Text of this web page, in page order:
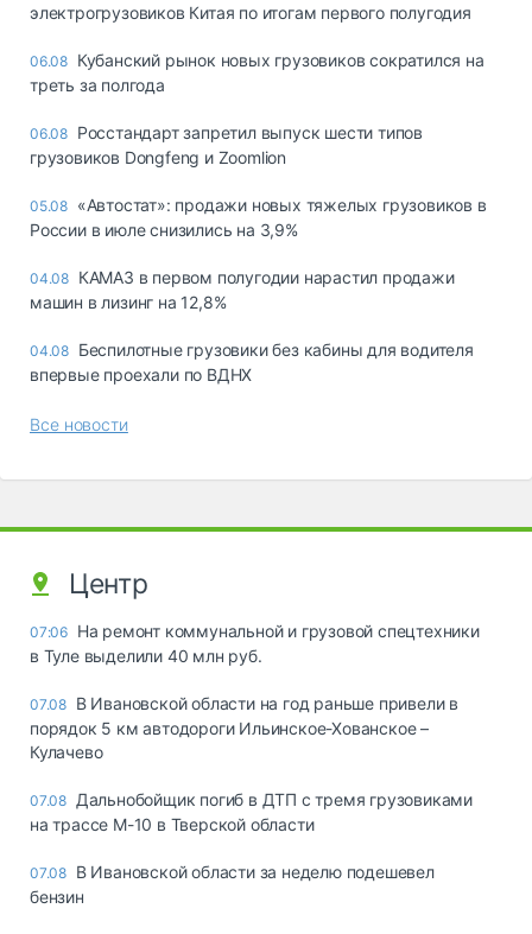
электрогрузовиков Китая по итогам первого полугодия
06.08 Кубанский рынок новых грузовиков сократился на
треть за полгода
06.08 Росстандарт запретил выпуск шести типов
грузовиков Dongfeng и Zoomlion
05.08 «Автостат»: продажи новых тяжелых грузовиков в
России в июле снизились на 3,9%
04.08 КАМАЗ в первом полугодии нарастил продажи
машин в лизинг на 12,8%
04.08 Беспилотные грузовики без кабины для водителя
впервые проехали по ВДНХ
Все новости
Центр
07:06 На ремонт коммунальной и грузовой спецтехники
в Туле выделили 40 млн руб.
07.08 В Ивановской области на год раньше привели в
порядок 5 км автодороги Ильинское-Хованское –
Кулачево
07.08 Дальнобойщик погиб в ДТП с тремя грузовиками
на трассе М-10 в Тверской области
07.08 В Ивановской области за неделю подешевел
бензин